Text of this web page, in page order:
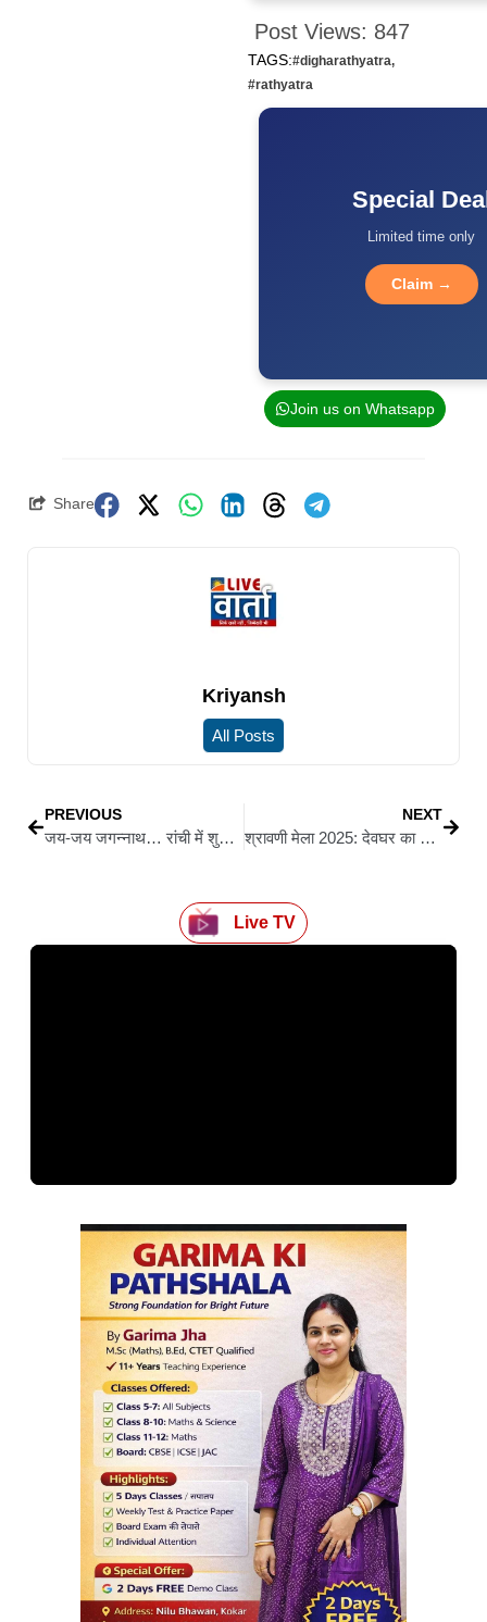
Post Views: 847
TAGS:#digharathyatra,
#rathyatra
Special
Limited time only
Claim →
Join us on Whatsapp
Share
Kriyansh
All Posts
PREVIOUS
जय-जय जगन्नाथ… रांची में शुरू हुआ 333 साल पुराना रथ मेला, मौसीबाड़ी की ओर रवाना हुए भगवान
NEXT
श्रावणी मेला 2025: देवघर का ट्रैफिक प्लान जारी, कई इलाके नो-इंट्री और वन-वे जोन घोषित
Live TV